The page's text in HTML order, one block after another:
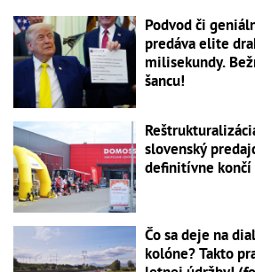
Podvod či
predáva elite
milisekundy.
šancu!
slovenský
definitívne
Čo sa deje na
kolóne? Takto